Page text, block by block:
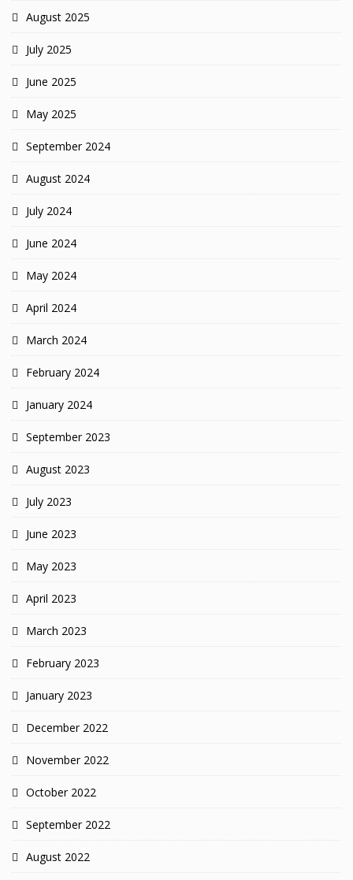
August 2025
July 2025
June 2025
May 2025
September 2024
August 2024
July 2024
June 2024
May 2024
April 2024
March 2024
February 2024
January 2024
September 2023
August 2023
July 2023
June 2023
May 2023
April 2023
March 2023
February 2023
January 2023
December 2022
November 2022
October 2022
September 2022
August 2022